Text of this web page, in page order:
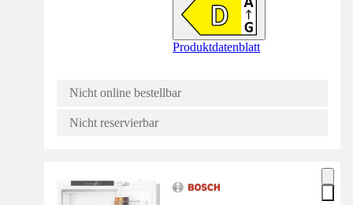
Produktdatenblatt
Nicht online bestellbar
Nicht reservierbar